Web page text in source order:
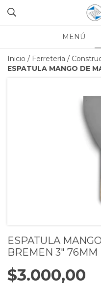
MENÚ
Inicio / Ferretería /
ESPATULA MANGO DE
ESPATULA
BREMEN 3" 76MM
$3.000,00